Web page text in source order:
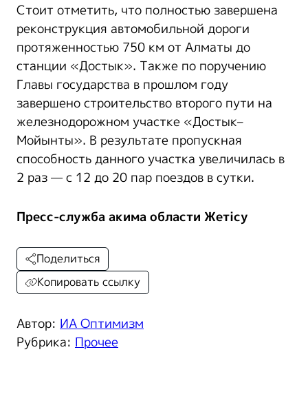
Стоит отметить, что полностью завершена
реконструкция автомобильной дороги
протяженностью 750 км от Алматы до
станции «Достык». Также по поручению
Главы государства в прошлом году
завершено строительство второго пути на
железнодорожном участке «Достык–
Мойынты». В результате пропускная
способность данного участка увеличилась в
2 раз — с 12 до 20 пар поездов в сутки.
Пресс-служба акима области Жетісу
Автор: ИА Оптимизм
Рубрика: Прочее
Поделиться
Копировать ссылку